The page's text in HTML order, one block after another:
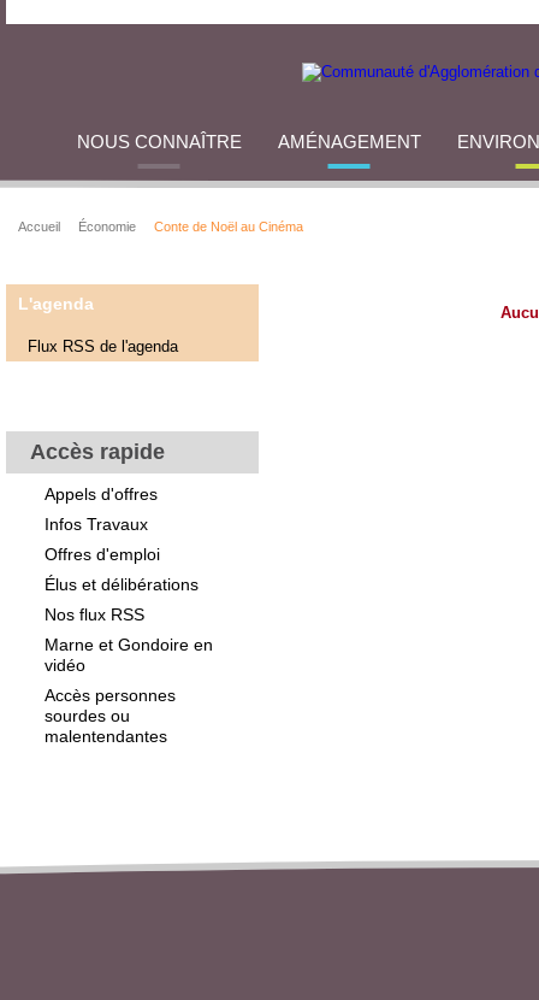
NOUS CONNAÎTRE AMÉNAGEMENT
Accueil Économie Conte de Noël au Cinéma
L'agenda
Flux RSS de l'agenda
Accès rapide
Appels d'offres
Infos Travaux
Offres d'emploi
Élus et délibérations
Nos flux RSS
Marne et Gondoire en
vidéo
Accès personnes
sourdes ou
malentendantes